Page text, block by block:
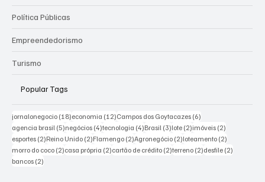
Política Públicas
Empreendedorismo
Turismo
Popular Tags
jornalonegocio (18)18 posts
economia (12)12 posts
Campos dos Goytacazes (6)
agencia brasil (5)5 posts
negócios (4)4 posts
tecnologia (4)4 posts
Brasil (3)3 posts
lote (2)2 posts
imóveis (2)
esportes (2)2 posts
Reino Unido (2)2 posts
Flamengo (2)2 posts
Agronegócio (2)2 posts
loteamento (2)
morro do coco (2)2 posts
casa própria (2)2 posts
cartão de crédito (2)2 posts
terreno (2)2 posts
desfile (2)
bancos (2)